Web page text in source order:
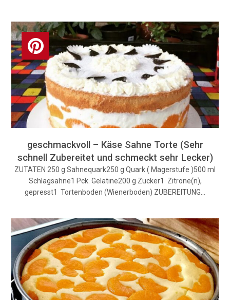
geschmackvoll – Käse Sahne Torte (Sehr
schnell Zubereitet und schmeckt sehr Lecker)
ZUTATEN 250 g Sahnequark250 g Quark ( Magerstufe )500 ml
Schlagsahne1 Pck. Gelatine200 g Zucker1 Zitrone(n),
gepresst1 Tortenboden (Wienerboden) ZUBEREITUNG…